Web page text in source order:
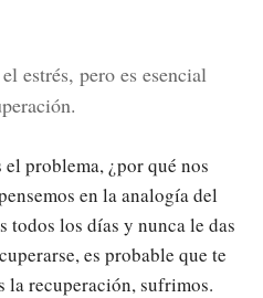
estrés, pero es esencial
problema, ¿por qué nos
en la analogía del
todos los días y nunca le das
es probable que te
la recuperación, sufrimos.